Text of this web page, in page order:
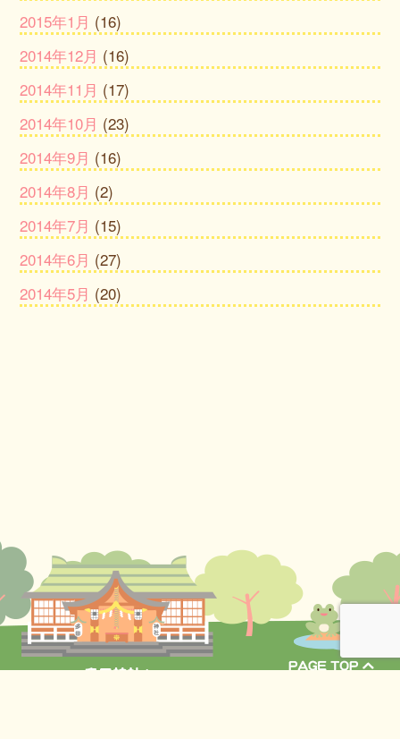
2015年1月 (16)
2014年12月 (16)
2014年11月 (17)
2014年10月 (23)
2014年9月 (16)
2014年8月 (2)
2014年7月 (15)
2014年6月 (27)
2014年5月 (20)